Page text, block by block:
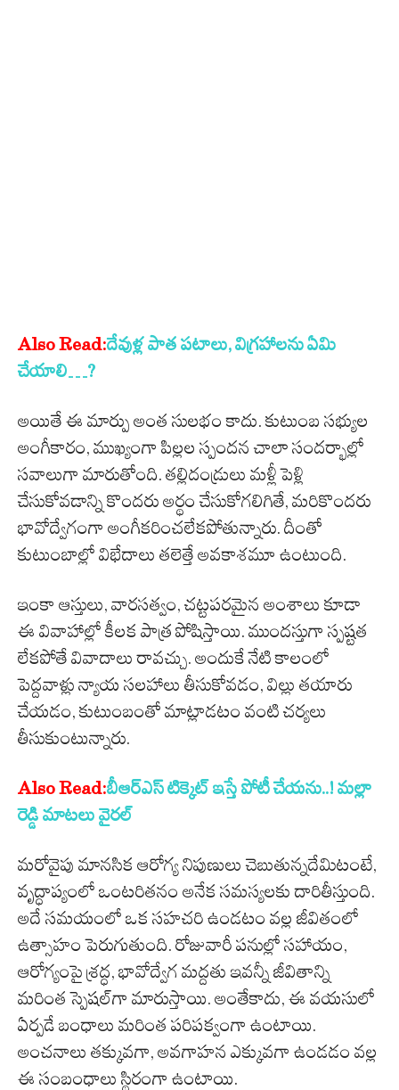
Also Read:దేవుళ్ల పాత పటాలు, విగ్రహాలను ఏమి
చేయాలి…?
అయితే ఈ మార్పు అంత సులభం కాదు. కుటుంబ సభ్యుల
అంగీకారం, ముఖ్యంగా పిల్లల స్పందన చాలా సందర్భాల్లో
సవాలుగా మారుతోంది. తల్లిదండ్రులు మళ్లీ పెళ్లి
చేసుకోవడాన్ని కొందరు అర్థం చేసుకోగలిగితే, మరికొందరు
భావోద్వేగంగా అంగీకరించలేకపోతున్నారు. దీంతో
కుటుంబాల్లో విభేదాలు తలెత్తే అవకాశమూ ఉంటుంది.
ఇంకా ఆస్తులు, వారసత్వం, చట్టపరమైన అంశాలు కూడా
ఈ వివాహాల్లో కీలక పాత్ర పోషిస్తాయి. ముందస్తుగా స్పష్టత
లేకపోతే వివాదాలు రావచ్చు. అందుకే నేటి కాలంలో
పెద్దవాళ్లు న్యాయ సలహాలు తీసుకోవడం, విల్లు తయారు
చేయడం, కుటుంబంతో మాట్లాడటం వంటి చర్యలు
తీసుకుంటున్నారు.
Also Read:బీఆర్ఎస్ టిక్కెట్ ఇస్తే పోటీ చేయ‌ను..! మ‌ల్లా
రెడ్డి మాట‌లు వైర‌ల్‌
మరోవైపు మానసిక ఆరోగ్య నిపుణులు చెబుతున్నదేమిటంటే,
వృద్ధాప్యంలో ఒంటరితనం అనేక సమస్యలకు దారితీస్తుంది.
అదే సమయంలో ఒక సహచరి ఉండటం వల్ల జీవితంలో
ఉత్సాహం పెరుగుతుంది. రోజువారీ పనుల్లో సహాయం,
ఆరోగ్యంపై శ్రద్ధ, భావోద్వేగ మద్దతు ఇవన్నీ జీవితాన్ని
మరింత స్పెషల్‌గా మారుస్తాయి. అంతేకాదు, ఈ వయసులో
ఏర్పడే బంధాలు మరింత పరిపక్వంగా ఉంటాయి.
అంచనాలు తక్కువగా, అవగాహన ఎక్కువగా ఉండడం వల్ల
ఈ సంబంధాలు స్థిరంగా ఉంటాయి.